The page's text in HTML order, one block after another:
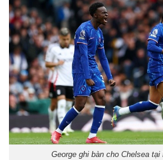
George ghi bàn cho Chelsea tại